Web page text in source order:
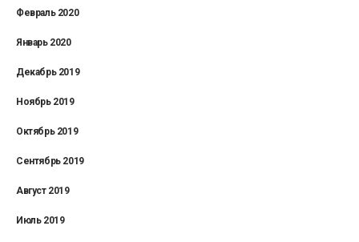
Февраль 2020
Январь 2020
Декабрь 2019
Ноябрь 2019
Октябрь 2019
Сентябрь 2019
Август 2019
Июль 2019